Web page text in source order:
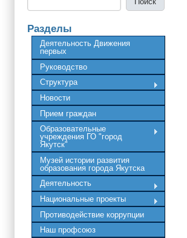
Разделы
Деятельность Движения
первых
Руководство
Структура
Новости
Прием граждан
Образовательные
учреждения ГО "город
Якутск"
Музей истории развития
образования города Якутска
Деятельность
Национальные проекты
Противодействие коррупции
Наш профсоюз